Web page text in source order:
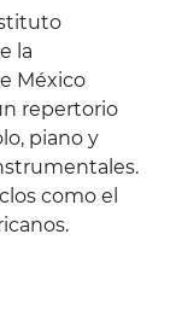
la
México
repertorio
piano y
como el